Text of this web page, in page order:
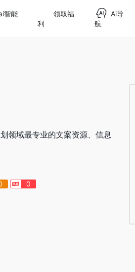
智能
领取福
利
Ai导
航
领域最专业的文案资源、信息
0